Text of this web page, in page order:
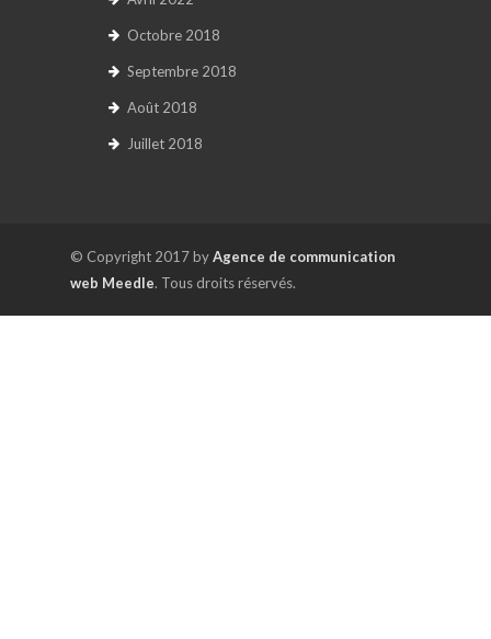
Octobre 2018
Septembre 2018
Août 2018
Juillet 2018
© Copyright 2017 byAgence de communication
web Meedle. Tous droits réservés.